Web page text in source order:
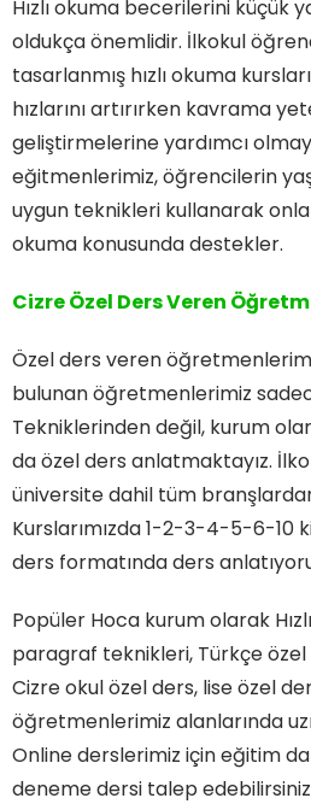
Hızlı okuma becerilerini küçük
oldukça önemlidir. İlkokul
tasarlanmış hızlı okuma
hızlarını artırırken kavrama
geliştirmelerine yardımcı
eğitmenlerimiz, öğrencilerin
uygun teknikleri kullanarak
okuma konusunda destekler.
Cizre Özel Ders Veren
Özel ders veren
bulunan öğretmenlerimiz
Tekniklerinden değil, kurum
da özel ders anlatmaktayız.
üniversite dahil tüm
Kurslarımızda 1-2-3-4-5-6-10
ders formatında ders
Popüler Hoca kurum olarak
paragraf teknikleri, Türkçe özel
Cizre okul özel ders, lise özel
öğretmenlerimiz alanlarında
Online derslerimiz için eğitim
deneme dersi talep